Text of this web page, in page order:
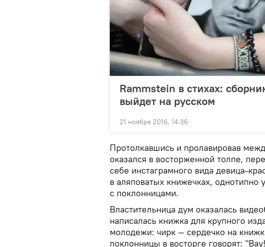
Rammstein в стихах:
выйдет на русском
21 ноября 2016, 14:36
Протолкавшись и пролавировав
оказался в восторженной толпе,
себе инстаграмного вида девица-
в аляповатых книжечках, однотипно
с поклонницами.
Властительница дум оказалась
написалась книжка для крупного
молодежи: чирк — сердечко на
поклонницы в восторге говорят: